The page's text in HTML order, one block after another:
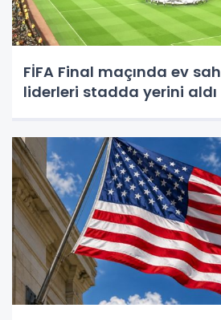
FİFA Final maçında ev
liderleri stadda yerini aldı